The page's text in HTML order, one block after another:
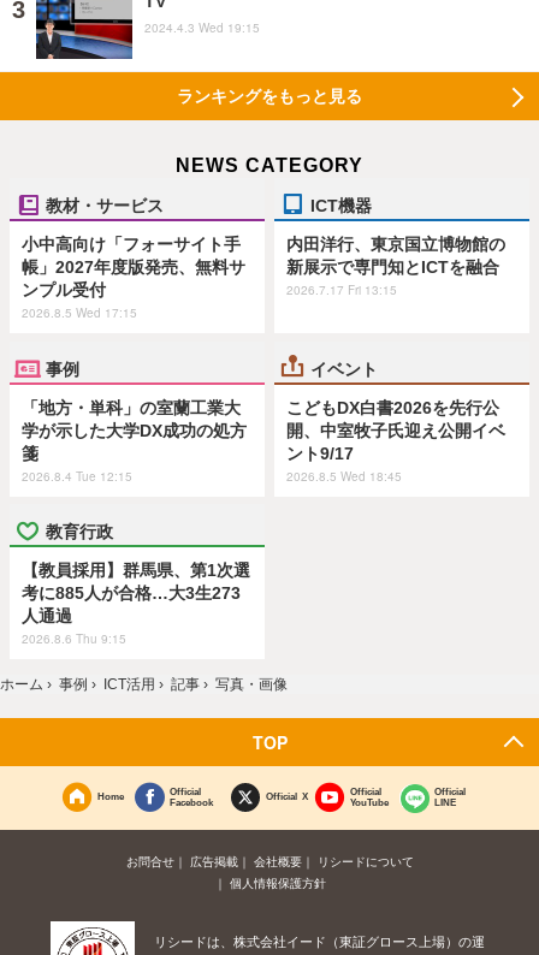
2024.4.3 Wed 19:15
ランキングをもっと見る
NEWS CATEGORY
教材・サービス
小中高向け「フォーサイト手
帳」2027年度版発売、無料サ
ンプル受付
2026.8.5 Wed 17:15
ICT機器
内田洋行、東京国立博物館の
新展示で専門知とICTを融合
2026.7.17 Fri 13:15
事例
「地方・単科」の室蘭工業大
学が示した大学DX成功の処方
箋
2026.8.4 Tue 12:15
イベント
こどもDX白書2026を先行公
開、中室牧子氏迎え公開イベ
ント9/17
2026.8.5 Wed 18:45
教育行政
【教員採用】群馬県、第1次選
考に885人が合格…大3生273
人通過
2026.8.6 Thu 9:15
ホーム › 事例 › ICT活用 › 記事 › 写真・画像
TOP
Home
Official
Facebook
Official X
Official
YouTube
Official
LINE
お問合せ 広告掲載 会社概要
リシードについて
個人情報保護方針
リシードは、株式会社イード（東証グロース上場）の運